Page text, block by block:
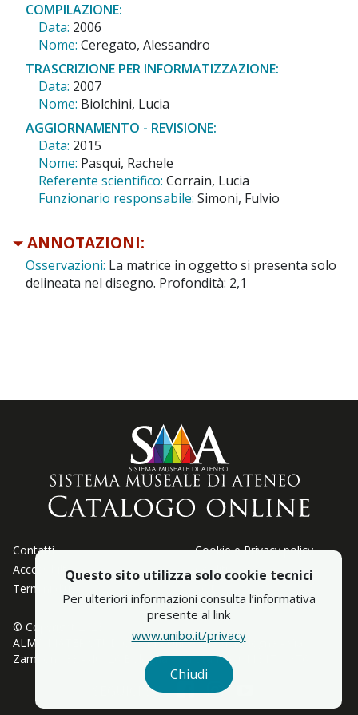
COMPILAZIONE:
Data: 2006
Nome: Ceregato, Alessandro
TRASCRIZIONE PER INFORMATIZZAZIONE:
Data: 2007
Nome: Biolchini, Lucia
AGGIORNAMENTO - REVISIONE:
Data: 2015
Nome: Pasqui, Rachele
Referente scientifico: Corrain, Lucia
Funzionario responsabile: Simoni, Fulvio
ANNOTAZIONI:
Osservazioni: La matrice in oggetto si presenta solo
delineata nel disegno. Profondità: 2,1
Contatti
Accessibiltà
Termini d'uso
Cookie e Privacy policy
Crediti
© Copyright 2023
ALMA MATER STUDIORUM - Università di Bologna - Via
Zamboni, 33 - 40126 Bologna - Partita IVA: 01131710376
SEGUICI SU Facebook
Instagram
Questo sito utilizza solo cookie tecnici
Per ulteriori informazioni consulta l’informativa
presente al link
www.unibo.it/privacy
Chiudi